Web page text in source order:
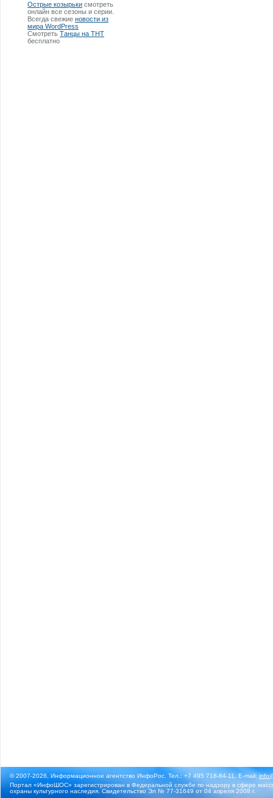
Острые козырьки смотреть
онлайн все сезоны и серии.
Всегда свежие новости из
мира WordPress
Смотреть Танцы на ТНТ
бесплатно
© 2007-2026, Информационное агентство ИнфоРос. Тел.: +7 495 718-84-11, E-mail:
Портал «ИнфоШОС» зарегистрирован в Федеральной службе по надзору в сфере
охраны культурного наследия. Свидетельство Эл № 77-31649 от 04 апреля 2008 г.